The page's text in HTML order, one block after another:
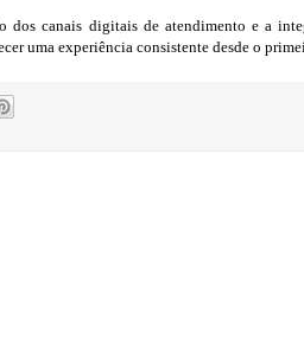
canais digitais de atendimento e a
uma experiência consistente desde o